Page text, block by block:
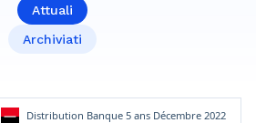
Attuali
Archiviati
Sottostante/i Valuta Scadenza
Distribution Banque 5 ans Décembre 2022